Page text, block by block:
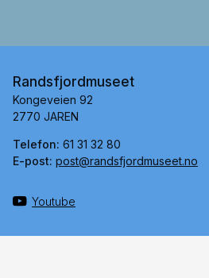
Randsfjordmuseet
Kongeveien 92
2770 JAREN
Telefon: 61 31 32 80
E-post: post@randsfjordmuseet.no
Youtube